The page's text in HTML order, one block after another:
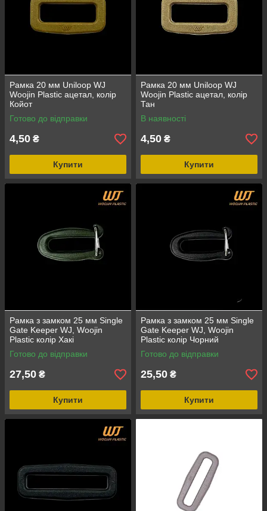
Рамка 20 мм Uniloop WJ
Woojin Plastic ацетал, колір
Койот
Готово до відправки
4,50 ₴
Купити
Рамка 20 мм Uniloop WJ
Woojin Plastic ацетал, колір
Тан
В наявності
4,50 ₴
Купити
Рамка з замком 25 мм Single
Gate Keeper WJ, Woojin
Plastic колір Хакі
Готово до відправки
27,50 ₴
Купити
Рамка з замком 25 мм Single
Gate Keeper WJ, Woojin
Plastic колір Чорний
Готово до відправки
25,50 ₴
Купити